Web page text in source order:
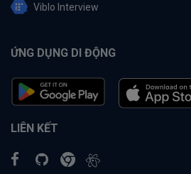
Viblo Interview
ỨNG DỤNG DI ĐỘNG
LIÊN KẾT